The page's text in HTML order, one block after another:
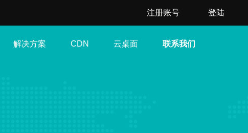
注册账号 登陆
解决方案 CDN 云桌面 联系我们